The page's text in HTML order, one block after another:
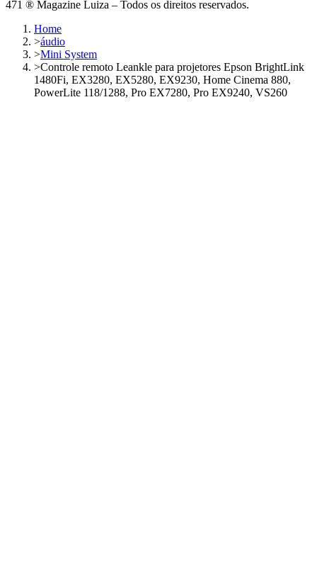
471 ® Magazine Luiza – Todos os direitos reservados.
Home
>áudio
>Mini System
>Controle remoto Leankle para projetores Epson BrightLink
1480Fi, EX3280, EX5280, EX9230, Home Cinema 880,
PowerLite 118/1288, Pro EX7280, Pro EX9240, VS260